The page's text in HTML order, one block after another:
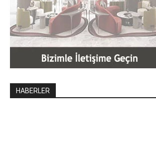
HABERLER